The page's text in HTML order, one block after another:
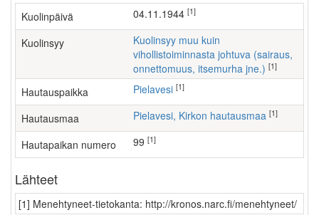
Kuolinpäivä 04.11.1944 [1]
Kuolinsyy
Kuolinsyy muu kuin
vihollistoiminnasta johtuva (sairaus,
onnettomuus, itsemurha jne.) [1]
Hautauspaikka Pielavesi [1]
Hautausmaa Pielavesi, Kirkon hautausmaa [1]
Hautapaikan numero 99 [1]
Lähteet
[1] Menehtyneet-tietokanta: http://kronos.narc.fi/menehtyneet/